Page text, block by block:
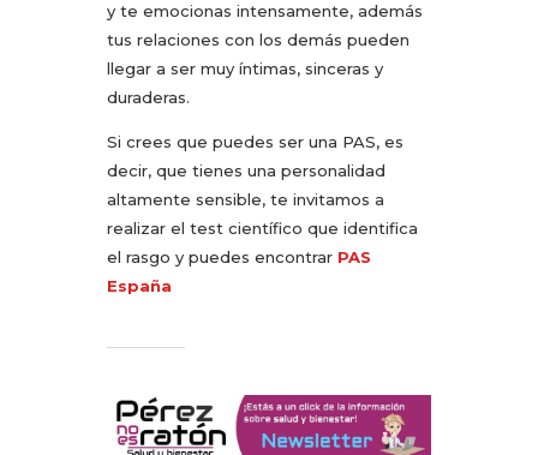
y te emocionas intensamente, además
tus relaciones con los demás pueden
llegar a ser muy íntimas, sinceras y
duraderas.
Si crees que puedes ser una PAS, es
decir, que tienes una personalidad
altamente sensible, te invitamos a
realizar el test científico que identifica
el rasgo y puedes encontrar PAS
España